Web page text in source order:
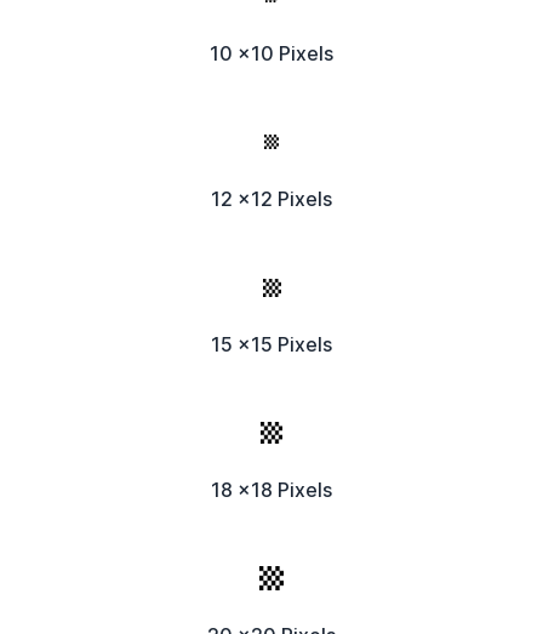
10 x10 Pixels
12 x12 Pixels
15 x15 Pixels
18 x18 Pixels